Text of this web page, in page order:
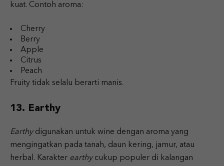
kuat. Contoh aroma:
Cherry
Berry
Apple
Citrus
Peach
Fruity tidak selalu berarti manis.
13. Earthy
Earthy digunakan untuk wine dengan aroma yang
mengingatkan pada tanah, daun kering, jamur, atau
herbal. Karakter earthy cukup populer di kalangan